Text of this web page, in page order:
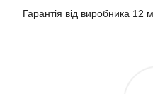
Гарантія від виробника 12